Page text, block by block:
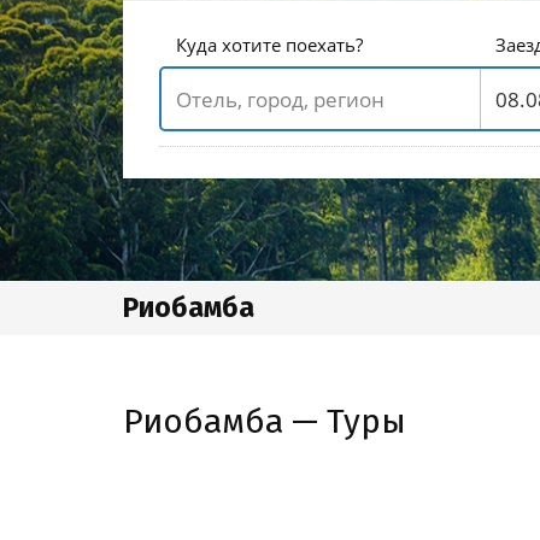
Куда хотите поехать?
Риобамба
Риобамба — Туры